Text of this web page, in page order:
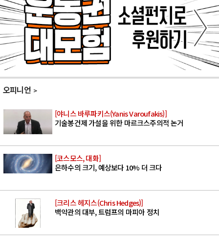
오피니언
[야니스 바루파키스(Yanis Varoufakis)]
기술봉건제 가설을 위한 마르크스주의적 논거
[코스모스, 대화]
은하수의 크기, 예상보다 10% 더 크다
[크리스 헤지스(Chris Hedges)]
백악관의 대부, 트럼프의 마피아 정치